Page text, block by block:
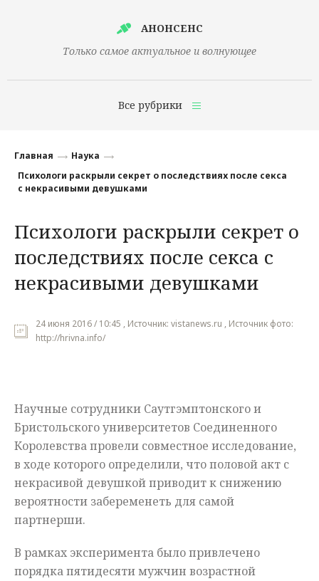
АНОНСЕНС
Только самое актуальное и волнующее
Все рубрики
Финансы
Наука
Культура
Общество
Мнения
Главная
Наука
Психологи раскрыли секрет о последствиях после секса
с некрасивыми девушками
Психологи раскрыли секрет о
последствиях после секса с
некрасивыми девушками
24 июня 2016 / 10:45 , Источник: vistanews.ru , Источник фото:
http://hrivna.info/
Научные сотрудники Саутгэмптонского и
Бристольского университетов Соединенного
Королевства провели совместное исследование,
в ходе которого определили, что половой акт с
некрасивой девушкой приводит к снижению
вероятности забеременеть для самой
партнерши.
В рамках эксперимента было привлечено
порядка пятидесяти мужчин возрастной